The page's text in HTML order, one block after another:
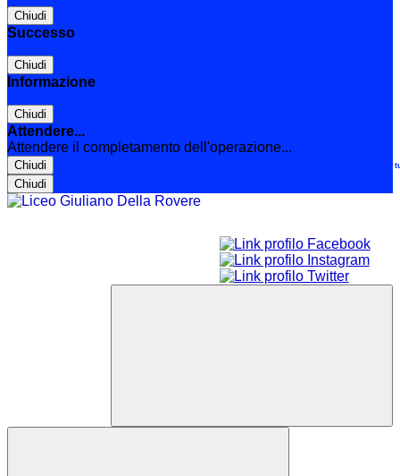
Chiudi
Successo
Chiudi
Informazione
Chiudi
Attendere...
Attendere il completamento dell'operazione...
Chiudi
Chiudi
Le